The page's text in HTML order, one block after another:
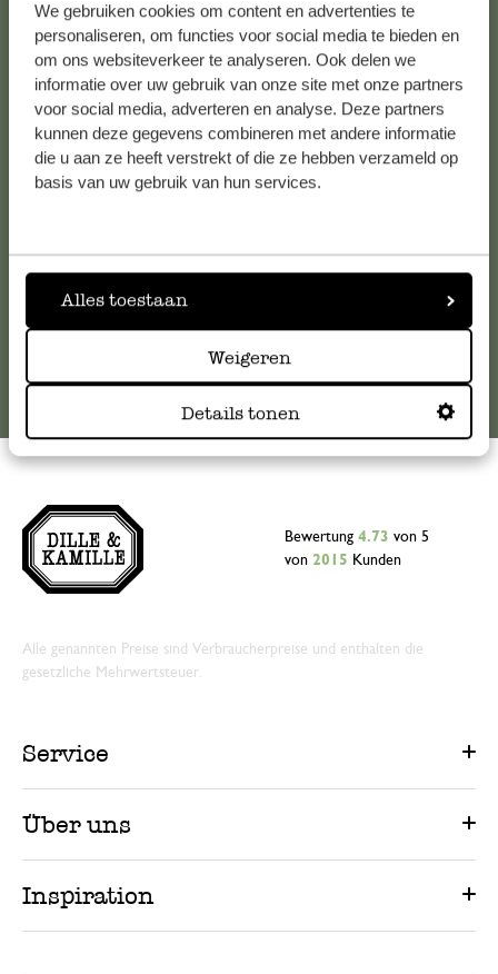
We gebruiken cookies om content en advertenties te
personaliseren, om functies voor social media te bieden en
om ons websiteverkeer te analyseren. Ook delen we
informatie over uw gebruik van onze site met onze partners
voor social media, adverteren en analyse. Deze partners
kunnen deze gegevens combineren met andere informatie
die u aan ze heeft verstrekt of die ze hebben verzameld op
basis van uw gebruik van hun services.
Alles toestaan
Weigeren
Details tonen
Kundenservice/Hilfe
Falls Sie Fragen haben oder Tipps und Hilfe brauchen, wenden
Sie sich bitte an unseren Kundenservice. Oder lesen Sie hier
die Antworten aufhäufig gestellte Fragen
kundenservice@dille-kamille.de
Bewertung 4.73 von 5
von 2015 Kunden
Alle genannten Preise sind Verbraucherpreise und enthalten die
gesetzliche Mehrwertsteuer.
Service
Über uns
Inspiration